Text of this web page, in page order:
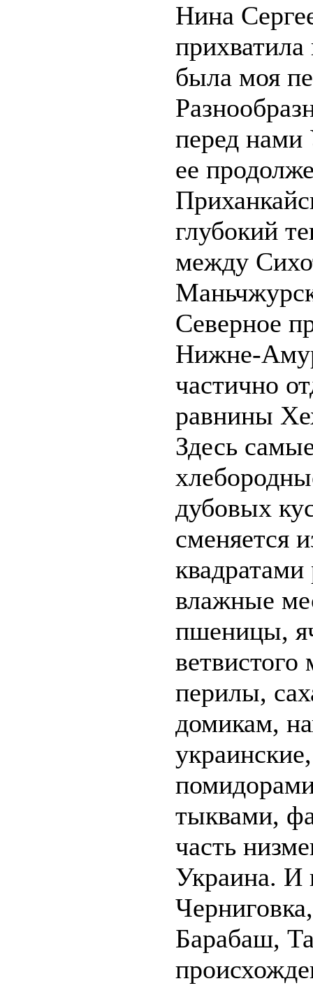
Нина
была моя
перед нами
ее
глубокий
между
Северное
Нижне-
частично
равнины
Здесь
дубовых
сменяется
влажные
пшеницы,
перилы,
домикам,
тыквами,
часть
Украина. И
Барабаш,